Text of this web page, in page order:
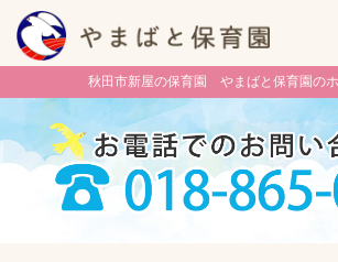
秋田市新屋の保育園 やまばと保育園の